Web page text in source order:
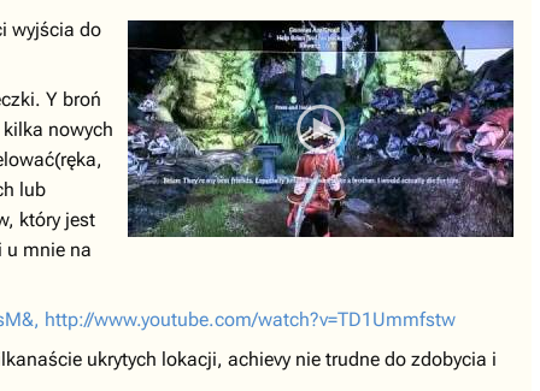
wyjścia do
Y broń
nowych
lub
który jest
u mnie na
http://www.youtube.com/watch?v=TD1Ummfstw
ukrytych lokacji, achievy nie trudne do zdobycia i